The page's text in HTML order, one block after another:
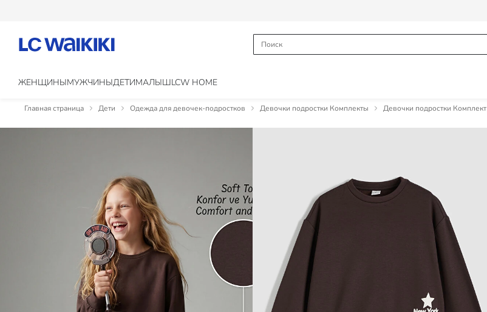
ЖЕНЩИНЫМУЖЧИНЫДЕТИМАЛЫШLCW HOME
Главная страница Дети Одежда для девочек-подростков Девочки подростки Комплекты Девочки подростки Комплект